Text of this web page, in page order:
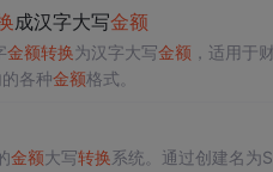
成汉字大写金额
金额转换为汉字大写金额 ，适用于
各种金额格式。
金额大写转换系统。通过创建名为